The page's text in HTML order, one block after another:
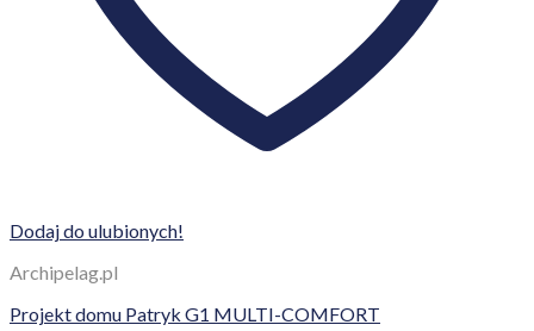
Dodaj do ulubionych!
Archipelag.pl
Projekt domu Patryk G1 MULTI-COMFORT